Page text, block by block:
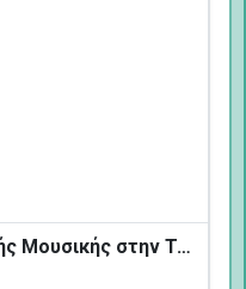
Βραδιά Ζωντανής Ελληνικής Μουσικής στην Ταβέρνα Κελάρι